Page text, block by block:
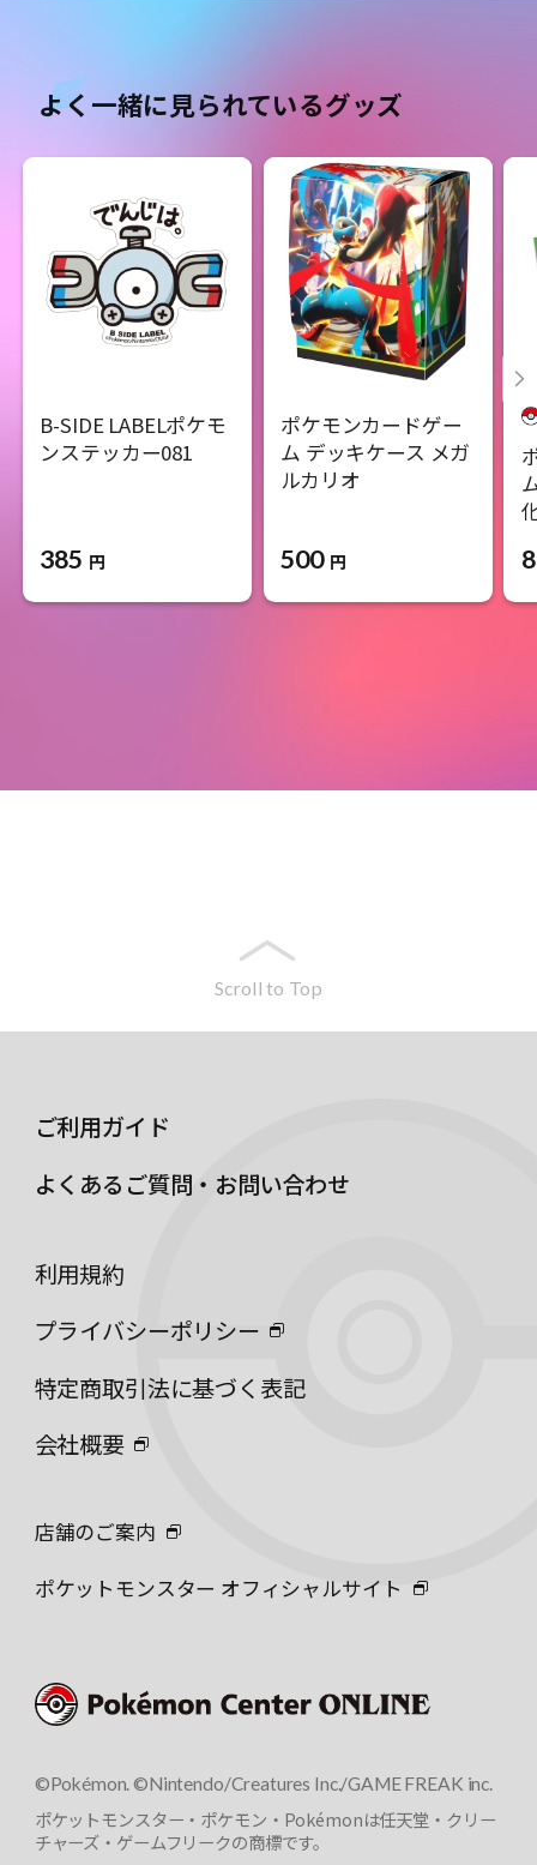
よく一緒に見られているグッズ
B-SIDE LABELポケモ
ンステッカー081
385 円
ポケモンカードゲー
ム デッキケース メガ
ルカリオ
500 円
Scroll to Top
ご利用ガイド
よくあるご質問・お問い合わせ
利用規約
プライバシーポリシー
特定商取引法に基づく表記
会社概要
店舗のご案内
ポケットモンスター オフィシャルサイト
©Pokémon. ©Nintendo/Creatures Inc./GAME FREAK inc.
ポケットモンスター・ポケモン・Pokémonは任天堂・クリー
チャーズ・ゲームフリークの商標です。